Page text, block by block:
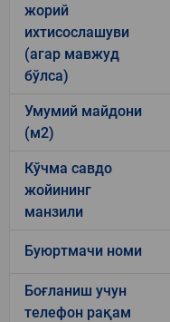
жорий
ихтисослашуви
(агар мавжуд
бўлса)
Умумий майдони
(м2)
Кўчма савдо
жойининг
манзили
Буюртмачи номи
Боғланиш учун
телефон рақам